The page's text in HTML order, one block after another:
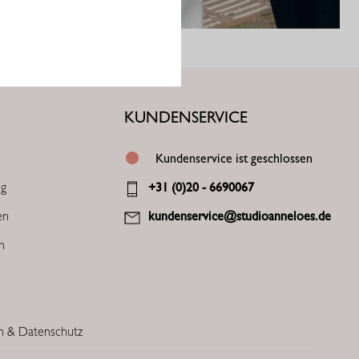
& Datenschutz
KUNDENSERVICE
Kundenservice ist geschlossen
+31 (0)20 - 6690067
kundenservice@studioanneloes.de